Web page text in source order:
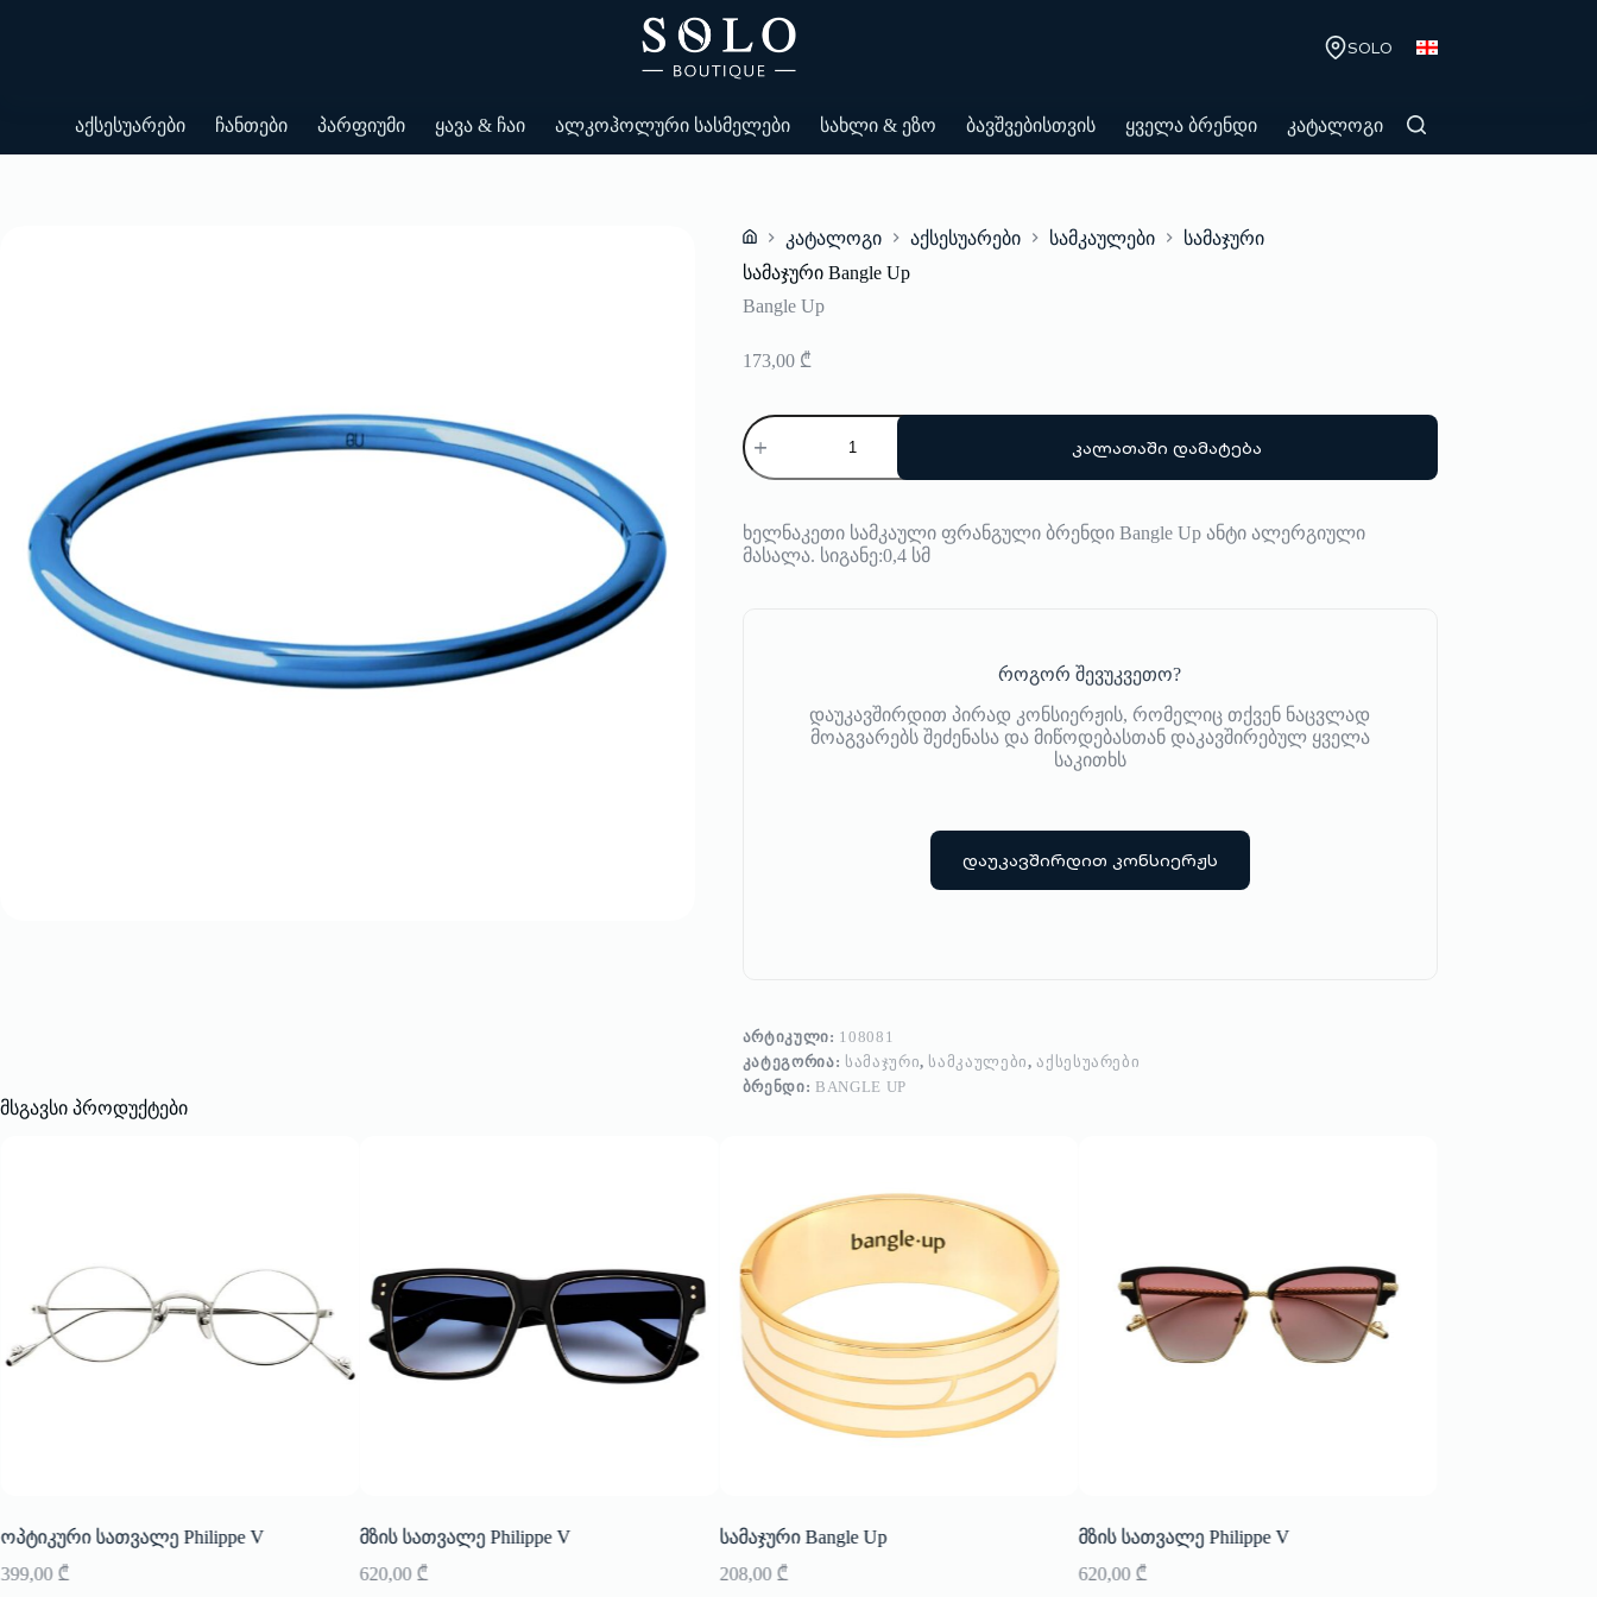
SOLO
აქსესუარები ჩანთები პარფიუმი ყავა & ჩაი ალკოჰოლური სასმელები სახლი & ეზო ბავშვებისთვის ყველა ბრენდი კატალოგი
Home
კატალოგი აქსესუარები სამკაულები
სამაჯური
სამაჯური Bangle Up
Bangle Up
173,00 ₾
რაოდენობა:
სამაჯური
Bangle
კალათაში დამატება
ხელნაკეთი სამკაული ფრანგული ბრენდი Bangle Up ანტი ალერგიული
მასალა. სიგანე:0,4 სმ
როგორ შევუკვეთო?
დაუკავშირდით პირად კონსიერჟის, რომელიც თქვენ ნაცვლად
მოაგვარებს შეძენასა და მიწოდებასთან დაკავშირებულ ყველა
საკითხს
დაუკავშირდით კონსიერჟს
ᲐᲠᲢᲘᲙᲣᲚᲘ: 108081
ᲙᲐᲢᲔᲒᲝᲠᲘᲐ: ᲡᲐᲛᲐᲯᲣᲠᲘ, ᲡᲐᲛᲙᲐᲣᲚᲔᲑᲘ,ᲐᲥᲡᲔᲡᲣᲐᲠᲔᲑᲘ
ᲑᲠᲔᲜᲓᲘ: BANGLE UP
მსგავსი პროდუქტები
ოპტიკური სათვალე Philippe V
399,00 ₾
მზის სათვალე Philippe V
620,00 ₾
სამაჯური Bangle Up
208,00 ₾
მზის სათვალე Philippe V
620,00 ₾